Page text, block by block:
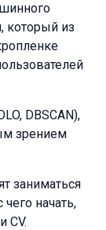
который из
DBSCAN),
зрением
заниматься
начать,
CV.